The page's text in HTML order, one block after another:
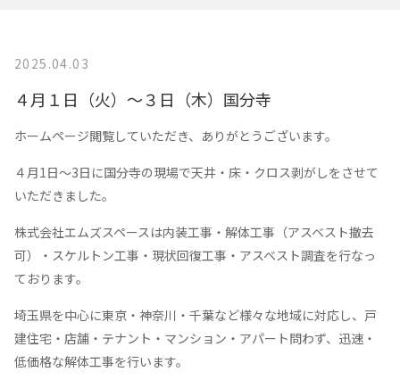
2025.04.03
４月１日（火）〜３日（木）国分寺
ホームページ閲覧していただき、ありがとうございます。
４月1日〜3日に国分寺の現場で天井・床・クロス剥がしをさせて
いただきました。
株式会社エムズスペースは内装工事・解体工事（アスベスト撤去
可）・スケルトン工事・現状回復工事・アスベスト調査を行なっ
ております。
埼玉県を中心に東京・神奈川・千葉など様々な地域に対応し、戸
建住宅・店舗・テナント・マンション・アパート問わず、迅速・
低価格な解体工事を行います。